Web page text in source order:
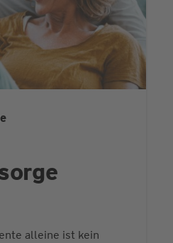
alleine ist kein